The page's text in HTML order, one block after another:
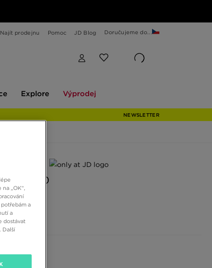
Najít prodejnu Pomoc JD Blog Doručujeme do...
Explore Výprodej
NEWSLETTER
MAX 90
„OK“,
a
a
dostávat
Další